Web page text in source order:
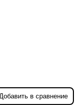
в сравнение